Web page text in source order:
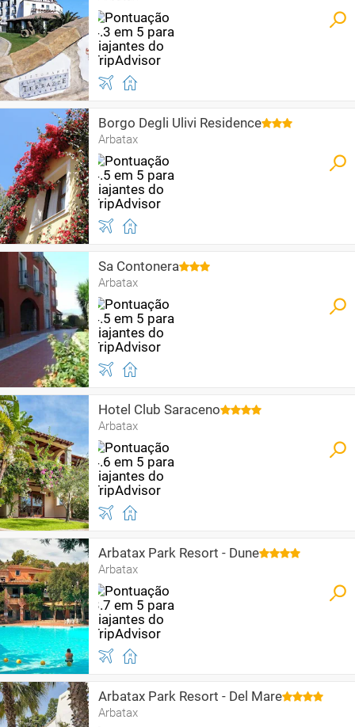
Borgo Degli Ulivi Residence
Arbatax
Sa Contonera
Arbatax
Hotel Club Saraceno
Arbatax
Arbatax Park Resort - Dune
Arbatax
Arbatax Park Resort - Del Mare
Arbatax